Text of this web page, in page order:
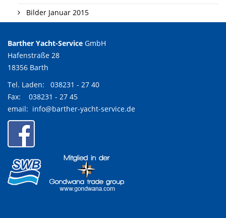
Bilder Januar 2015
Barther Yacht-Service GmbH
Hafenstraße 28
18356 Barth
Tel. Laden: 038231 - 27 40
Fax: 038231 - 27 45
email: info@barther-yacht-service.de